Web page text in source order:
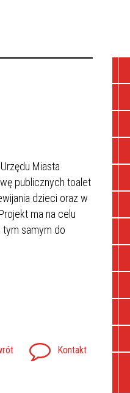
Miasta
publicznych toalet
dzieci oraz w
ma na celu
samym do
Kontakt